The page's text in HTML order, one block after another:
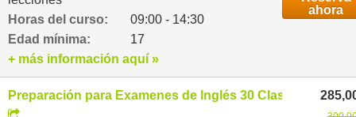
Horas del curso:
09:00 - 14:30
Edad mínima:
17
ahora
+ más información aquí »
Preparación para Examenes de Inglés 30 Clases